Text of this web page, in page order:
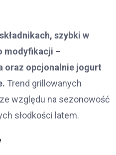
szybki w
modyfikacji –
oraz opcjonalnie jogurt
Trend grillowanych
względu na sezonowość
słodkości latem.